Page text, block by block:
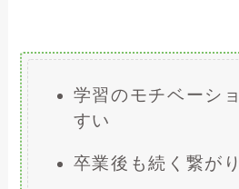
学習のモチベーシ
すい
卒業後も続く繋が